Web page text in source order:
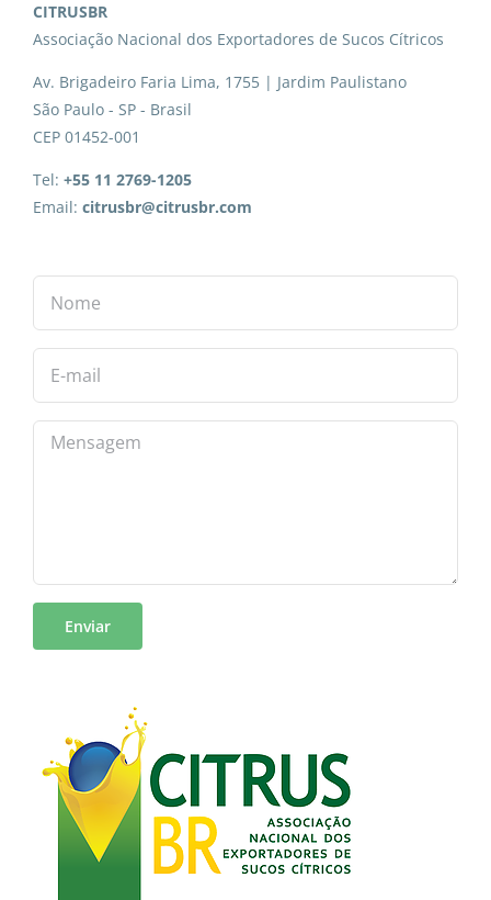
CITRUSBR
Associação Nacional dos Exportadores de Sucos Cítricos
Av. Brigadeiro Faria Lima, 1755 | Jardim Paulistano
São Paulo - SP - Brasil
CEP 01452-001
Tel: +55 11 2769-1205
Email: citrusbr@citrusbr.com